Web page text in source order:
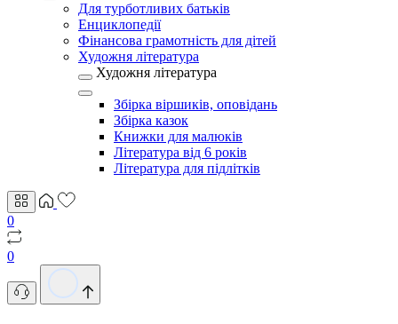
Для турботливих батьків
Енциклопедії
Фінансова грамотність для дітей
Художня література
Художня література
Збірка віршиків, оповідань
Збірка казок
Книжки для малюків
Література від 6 років
Література для підлітків
0
0